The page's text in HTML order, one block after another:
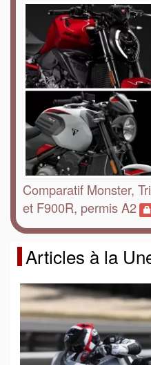
Comparatif Monster,
et F900R, permis A2
Articles à la